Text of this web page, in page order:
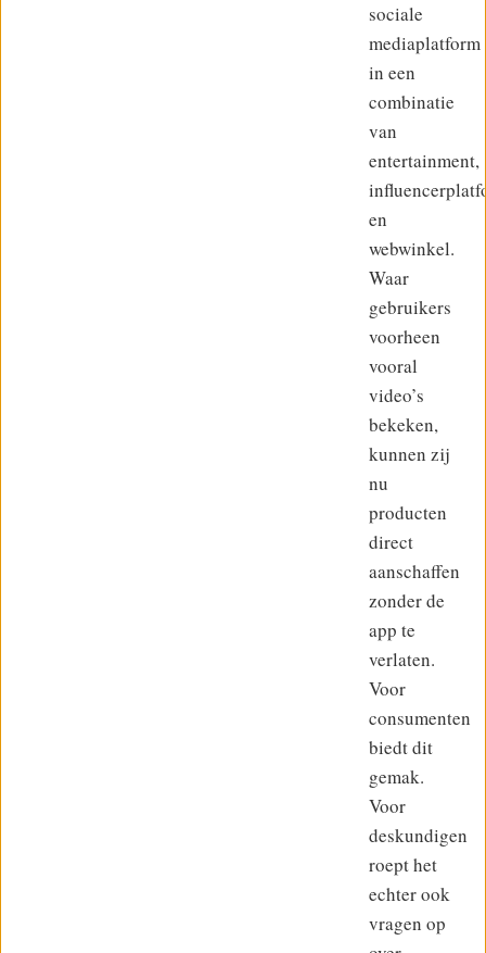
sociale
mediaplatform
in een
combinatie
van
entertainment,
en
webwinkel.
Waar
gebruikers
voorheen
vooral
video’s
bekeken,
kunnen zij
nu
producten
direct
aanschaffen
zonder de
app te
verlaten.
Voor
consumenten
biedt dit
gemak.
Voor
deskundigen
roept het
echter ook
vragen op